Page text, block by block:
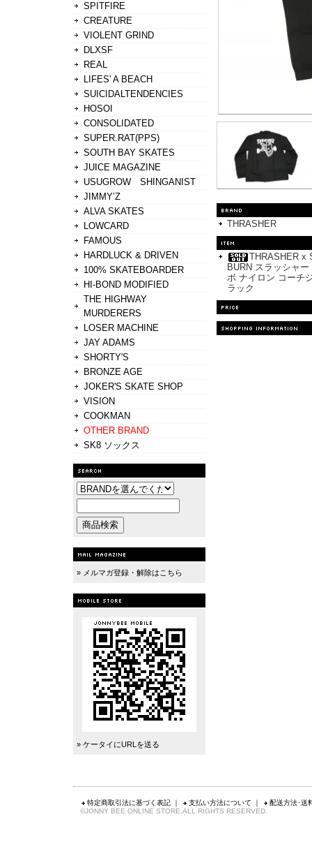
SPITFIRE
CREATURE
VIOLENT GRIND
DLXSF
REAL
LIFES' A BEACH
SUICIDALTENDENCIES
HOSOI
CONSOLIDATED
SUPER.RAT(PPS)
SOUTH BAY SKATES
JUICE MAGAZINE
USUGROW SHINGANIST
JIMMY’Z
ALVA SKATES
LOWCARD
FAMOUS
HARDLUCK & DRIVEN
100% SKATEBOARDER
HI-BOND MODIFIED
THE HIGHWAY
MURDERERS
LOSER MACHINE
JAY ADAMS
SHORTY'S
BRONZE AGE
JOKER'S SKATE SHOP
VISION
COOKMAN
OTHER BRAND
SK8 ソックス
» メルマガ登録・解除はこちら
» ケータイにURLを送る
THRASHER
THRASHER x
BURN スラッシャ
ボ ナイロン コーチ
ラック
特定商取引法に基づく表記 ｜ 支払い方法について ｜
配送方法･送
©JONNY BEE ONLINE STORE.ALL RIGHTS RESERVED.